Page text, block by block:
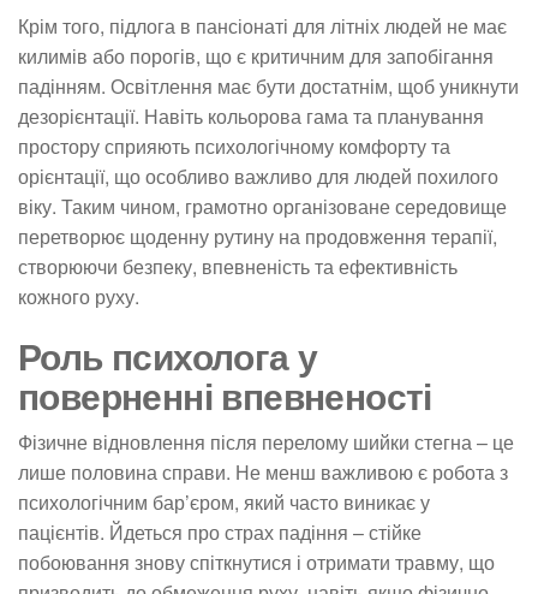
Крім того, підлога в пансіонаті для літніх людей не має
килимів або порогів, що є критичним для запобігання
падінням. Освітлення має бути достатнім, щоб уникнути
дезорієнтації. Навіть кольорова гама та планування
простору сприяють психологічному комфорту та
орієнтації, що особливо важливо для людей похилого
віку. Таким чином, грамотно організоване середовище
перетворює щоденну рутину на продовження терапії,
створюючи безпеку, впевненість та ефективність
кожного руху.
Роль психолога у
поверненні впевненості
Фізичне відновлення після перелому шийки стегна – це
лише половина справи. Не менш важливою є робота з
психологічним бар’єром, який часто виникає у
пацієнтів. Йдеться про страх падіння – стійке
побоювання знову спіткнутися і отримати травму, що